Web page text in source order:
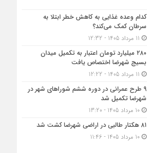
کدام وعده غذایی به کاهش خطر ابتلا به
سرطان کمک می‌کند؟
۲۸۰ میلیارد تومان اعتبار به تکمیل میدان
بسیج شهرضا اختصاص یافت
۹ طرح عمرانی در دوره ششم شوراهای شهر در
شهرضا تکمیل شد
10 مرداد 1405 - 13:20
۸۱ هکتار طالبی در اراضی شهرضا کشت شد
10 مرداد 1405 - 11:46